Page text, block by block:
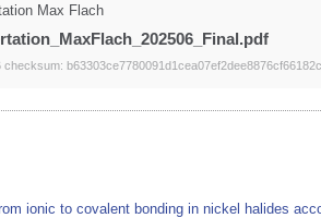
Max Flach
checksum:
ionic to covalent bonding in nickel halides